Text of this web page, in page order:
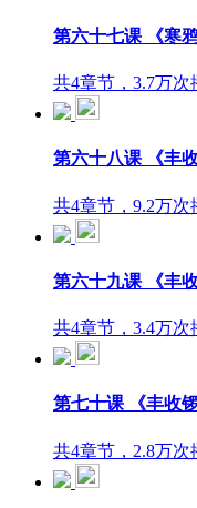
第六十七课 《寒
共4章节，3.7万次
第六十八课 《丰
共4章节，9.2万次
第六十九课 《丰
共4章节，3.4万次
第七十课 《丰收
共4章节，2.8万次